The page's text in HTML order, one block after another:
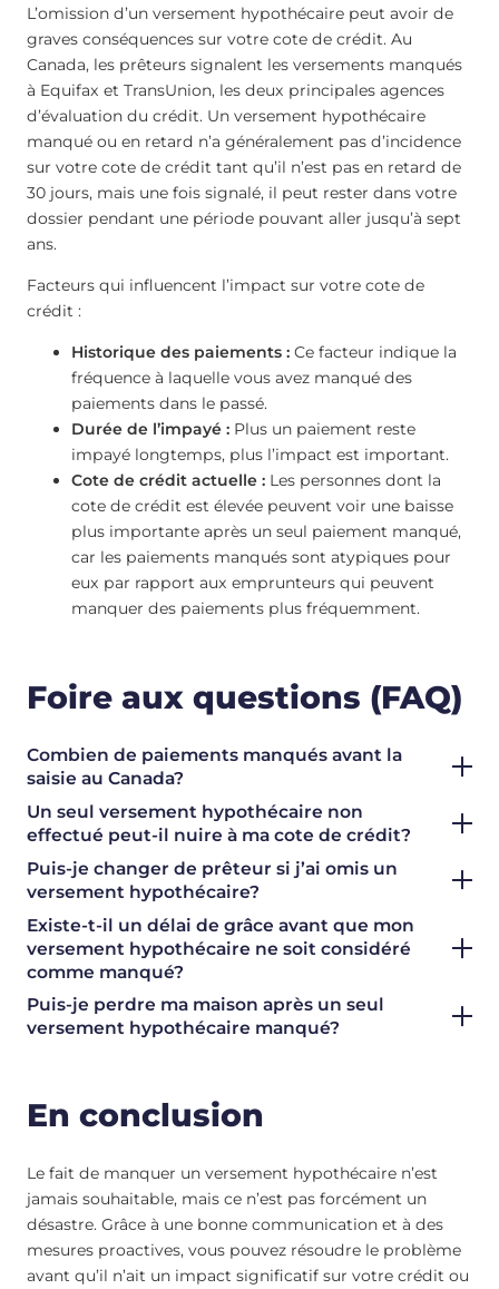
L’omission d’un versement hypothécaire peut avoir de
graves conséquences sur votre cote de crédit. Au
Canada, les prêteurs signalent les versements manqués
à Equifax et TransUnion, les deux principales agences
d’évaluation du crédit. Un versement hypothécaire
manqué ou en retard n’a généralement pas d’incidence
sur votre cote de crédit tant qu’il n’est pas en retard de
30 jours, mais une fois signalé, il peut rester dans votre
dossier pendant une période pouvant aller jusqu’à sept
ans.
Facteurs qui influencent l’impact sur votre cote de
crédit :
Historique des paiements : Ce facteur indique la
fréquence à laquelle vous avez manqué des
paiements dans le passé.
Durée de l’impayé : Plus un paiement reste
impayé longtemps, plus l’impact est important.
Cote de crédit actuelle : Les personnes dont la
cote de crédit est élevée peuvent voir une baisse
plus importante après un seul paiement manqué,
car les paiements manqués sont atypiques pour
eux par rapport aux emprunteurs qui peuvent
manquer des paiements plus fréquemment.
Foire aux questions (FAQ)
Combien de paiements manqués avant la
saisie au Canada?
Un seul versement hypothécaire non
effectué peut-il nuire à ma cote de crédit?
Puis-je changer de prêteur si j’ai omis un
versement hypothécaire?
Existe-t-il un délai de grâce avant que mon
versement hypothécaire ne soit considéré
comme manqué?
Puis-je perdre ma maison après un seul
versement hypothécaire manqué?
En conclusion
Le fait de manquer un versement hypothécaire n’est
jamais souhaitable, mais ce n’est pas forcément un
désastre. Grâce à une bonne communication et à des
mesures proactives, vous pouvez résoudre le problème
avant qu’il n’ait un impact significatif sur votre crédit ou